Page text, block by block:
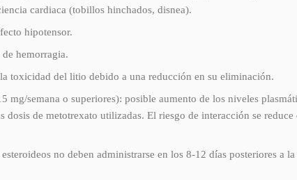
cardiaca (tobillos hinchados, disnea).
hipotensor.
hemorragia.
toxicidad del litio debido a una reducción en su eliminación.
mg/semana o superiores): posible aumento de los niveles
dosis de metotrexato utilizadas. El riesgo de interacción se
no deben administrarse en los 8-12 días posteriores a